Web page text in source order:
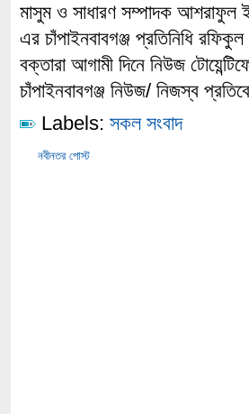
মাসুম ও সাধারণ সম্পাদক আশরাফুল
এর চাঁপাইনবাবগঞ্জ প্রতিনিধি
বক্তারা আগামী দিনে নিউজ
চাঁপাইনবাবগঞ্জ নিউজ/ নিজস্ব
Labels: সকল সংবাদ
নবীনতর পোস্ট